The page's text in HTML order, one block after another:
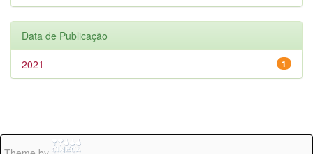
Data de Publicação
1
2021